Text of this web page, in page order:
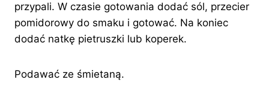
przypali. W czasie gotowania dodać sól, przecier
pomidorowy do smaku i gotować. Na koniec
dodać natkę pietruszki lub koperek.
Podawać ze śmietaną.